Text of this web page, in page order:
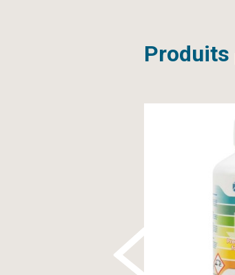
Produits